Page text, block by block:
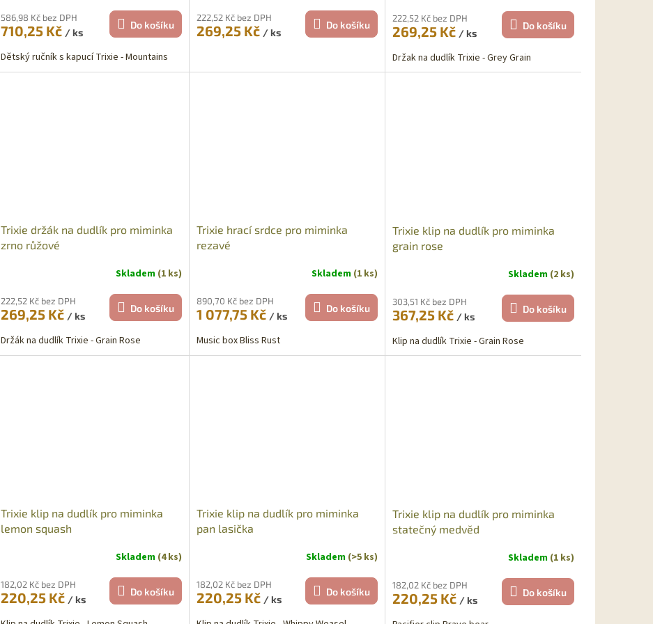
586,98 Kč bez DPH
710,25 Kč / ks
Do košíku
Dětský ručník s kapucí Trixie - Mountains
222,52 Kč bez DPH
269,25 Kč / ks
Do košíku
222,52 Kč bez DPH
269,25 Kč / ks
Do košíku
Držak na dudlík Trixie - Grey Grain
Trixie držák na dudlík pro miminka
zrno růžové
Skladem (1 ks)
222,52 Kč bez DPH
269,25 Kč / ks
Do košíku
Držák na dudlík Trixie - Grain Rose
Trixie hrací srdce pro miminka
rezavé
Skladem (1 ks)
890,70 Kč bez DPH
1 077,75 Kč / ks
Do košíku
Music box Bliss Rust
Trixie klip na dudlík pro miminka
grain rose
Skladem (2 ks)
303,51 Kč bez DPH
367,25 Kč / ks
Do košíku
Klip na dudlík Trixie - Grain Rose
Trixie klip na dudlík pro miminka
lemon squash
Skladem (4 ks)
182,02 Kč bez DPH
220,25 Kč / ks
Do košíku
Trixie klip na dudlík pro miminka
pan lasička
Skladem (>5 ks)
182,02 Kč bez DPH
220,25 Kč / ks
Do košíku
Trixie klip na dudlík pro miminka
statečný medvěd
Skladem (1 ks)
182,02 Kč bez DPH
220,25 Kč / ks
Do košíku